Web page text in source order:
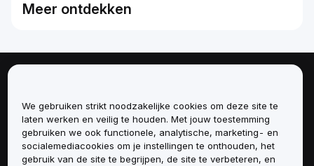
Meer ontdekken
Diensten
Ondersteuning
We gebruiken strikt noodzakelijke cookies om deze site te
laten werken en veilig te houden. Met jouw toestemming
gebruiken we ook functionele, analytische, marketing- en
socialemediacookies om je instellingen te onthouden, het
gebruik van de site te begrijpen, de site te verbeteren, en